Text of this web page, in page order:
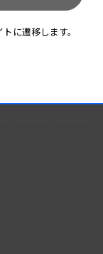
に遷移します。